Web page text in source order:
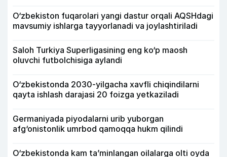
O‘zbekiston fuqarolari yangi dastur orqali AQSHdagi
mavsumiy ishlarga tayyorlanadi va joylashtiriladi
Saloh Turkiya Superligasining eng ko‘p maosh
oluvchi futbolchisiga aylandi
O‘zbekistonda 2030-yilgacha xavfli chiqindilarni
qayta ishlash darajasi 20 foizga yetkaziladi
Germaniyada piyodalarni urib yuborgan
afg‘onistonlik umrbod qamoqqa hukm qilindi
O‘zbekistonda kam ta’minlangan oilalarga olti oyda